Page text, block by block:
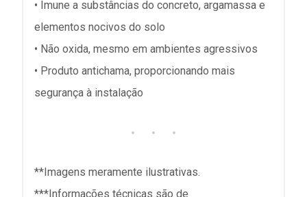
• Imune a substâncias do concreto, argamassa e
elementos nocivos do solo
• Não oxida, mesmo em ambientes agressivos
• Produto antichama, proporcionando mais
segurança à instalação
**Imagens meramente ilustrativas.
***Informações técnicas são de